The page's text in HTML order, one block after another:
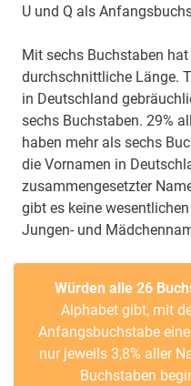
U und Q als
Mit sechs Buchstaben
durchschnittliche Länge.
in Deutschland
sechs Buchstaben. 29%
haben mehr als sechs
die Vornamen in
zusammengesetzter
gibt es keine
Jungen- und
Würden alle 26
Alphabet gibt, mit
Anfangsbuchstabe
nur jeweils 3,8% aller
Buchstaben